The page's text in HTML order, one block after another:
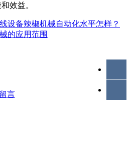
效益。
设备辣椒机械自动化水平怎样？
的应用范围
言